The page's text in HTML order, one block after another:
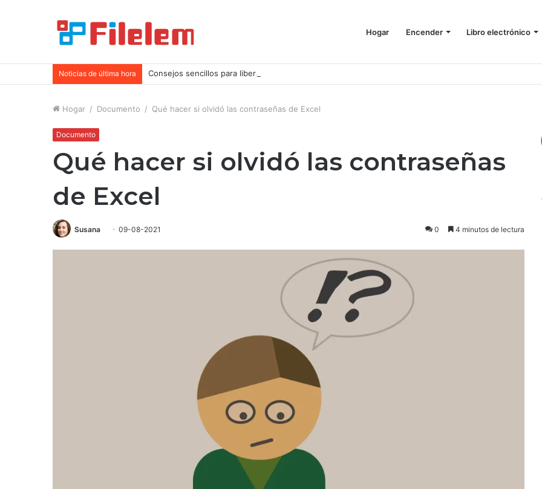
Hogar Encender Libro electrónico
Noticias de última hora Consejos sencillos para liberar más espacio en tu Mac
Hogar / Documento / Qué hacer si olvidó las contraseñas de Excel
Documento
Qué hacer si olvidó las contraseñas
de Excel
Susana 09-08-2021 0 4 minutos de lectura